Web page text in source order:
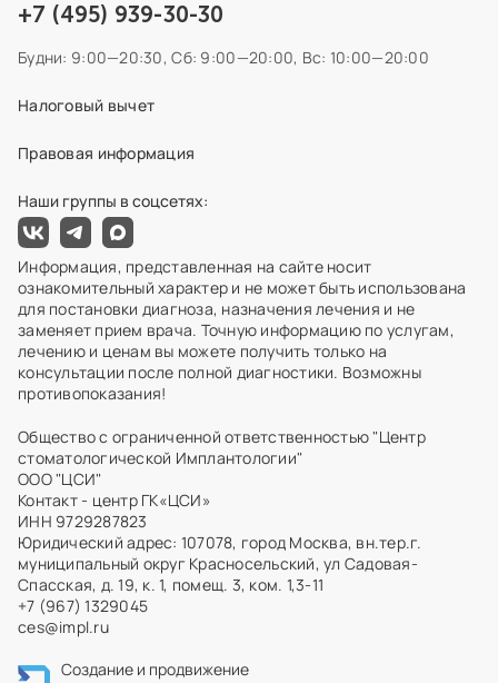
+7 (495) 939-30-30
Будни: 9:00—20:30, Сб: 9:00—20:00, Вс: 10:00—20:00
Налоговый вычет
Наши группы в соцсетях:
Правовая информация
Информация, представленная на сайте носит
ознакомительный характер и не может быть использована
для постановки диагноза, назначения лечения и не
заменяет прием врача. Точную информацию по услугам,
лечению и ценам вы можете получить только на
консультации после полной диагностики. Возможны
противопоказания!
Общество с ограниченной ответственностью "Центр
стоматологической Имплантологии"
ООО "ЦСИ"
Контакт - центр ГК«ЦСИ»
ИНН 9729287823
Юридический адрес: 107078, город Москва, вн.тер.г.
муниципальный округ Красносельский, ул Садовая-
Спасская, д. 19, к. 1, помещ. 3, ком. 1,3-11
+7 (967) 1329045
ces@impl.ru
Создание и продвижение